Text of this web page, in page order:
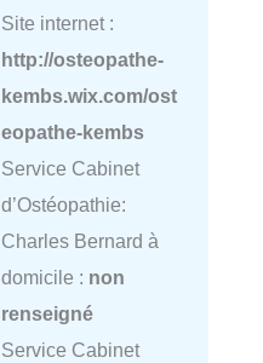
Site internet :
http://osteopathe-
kembs.wix.com/ost
eopathe-kembs
Service Cabinet
d’Ostéopathie:
Charles Bernard à
domicile : non
renseigné
Service Cabinet